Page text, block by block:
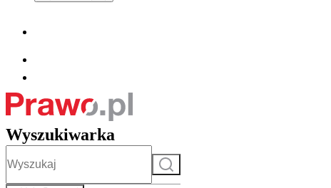
Wyszukiwarka
Szukaj